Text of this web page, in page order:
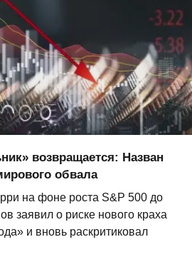
возвращается: Назван
обвала
на фоне роста S&P 500 до
заявил о риске нового краха
и вновь раскритиковал